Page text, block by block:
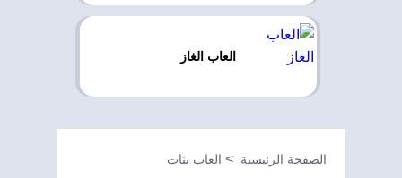
العاب الغاز
الصفحة الرئيسية العاب بنات